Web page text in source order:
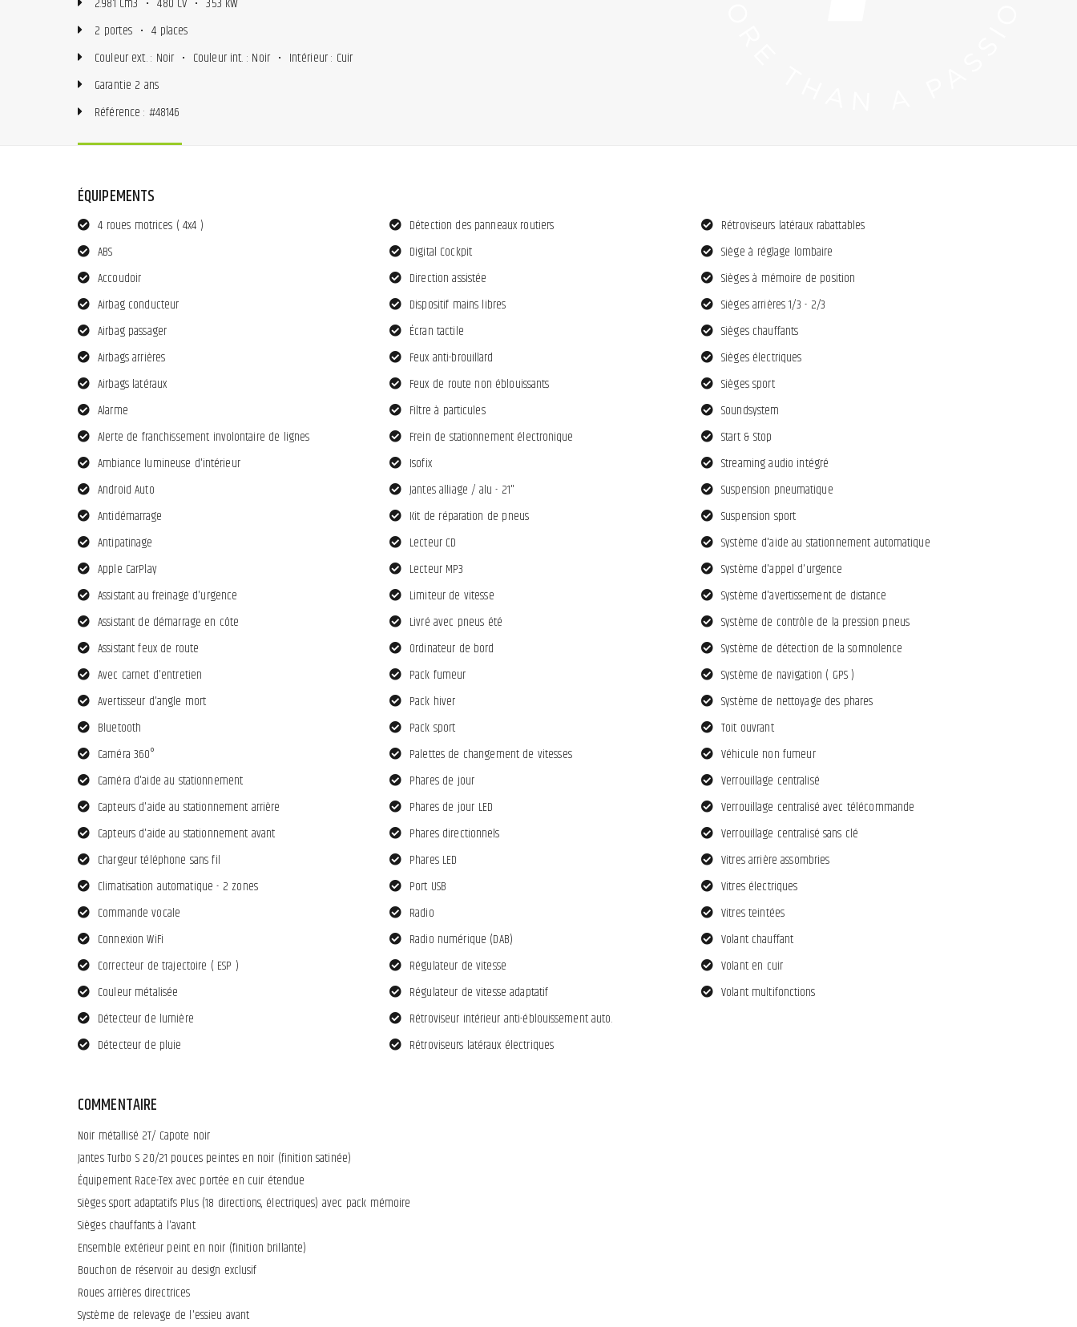
2 portes • 4 places
Couleur ext. : Noir • Couleur int. : Noir • Intérieur : Cuir
Garantie 2 ans
Référence : #48146
ÉQUIPEMENTS
4 roues motrices ( 4x4 )
ABS
Accoudoir
Airbag conducteur
Airbag passager
Airbags arrières
Airbags latéraux
Alarme
Alerte de franchissement involontaire de lignes
Ambiance lumineuse d'intérieur
Android Auto
Antidémarrage
Antipatinage
Apple CarPlay
Assistant au freinage d'urgence
Assistant de démarrage en côte
Assistant feux de route
Avec carnet d'entretien
Avertisseur d'angle mort
Bluetooth
Caméra 360°
Caméra d'aide au stationnement
Capteurs d'aide au stationnement arrière
Capteurs d'aide au stationnement avant
Chargeur téléphone sans fil
Climatisation automatique - 2 zones
Commande vocale
Connexion WiFi
Correcteur de trajectoire ( ESP )
Couleur métalisée
Détecteur de lumière
Détecteur de pluie
Détection des panneaux routiers
Digital Cockpit
Direction assistée
Dispositif mains libres
Écran tactile
Feux anti-brouillard
Feux de route non éblouissants
Filtre à particules
Frein de stationnement électronique
Isofix
Jantes alliage / alu - 21"
Kit de réparation de pneus
Lecteur CD
Lecteur MP3
Limiteur de vitesse
Livré avec pneus été
Ordinateur de bord
Pack fumeur
Pack hiver
Pack sport
Palettes de changement de vitesses
Phares de jour
Phares de jour LED
Phares directionnels
Phares LED
Port USB
Radio
Radio numérique (DAB)
Régulateur de vitesse
Régulateur de vitesse adaptatif
Rétroviseur intérieur anti-éblouissement auto.
Rétroviseurs latéraux électriques
Rétroviseurs latéraux rabattables
Siège à réglage lombaire
Sièges à mémoire de position
Sièges arrières 1/3 - 2/3
Sièges chauffants
Sièges électriques
Sièges sport
Soundsystem
Start & Stop
Streaming audio intégré
Suspension pneumatique
Suspension sport
Système d'aide au stationnement automatique
Système d'appel d'urgence
Système d'avertissement de distance
Système de contrôle de la pression pneus
Système de détection de la somnolence
Système de navigation ( GPS )
Système de nettoyage des phares
Toit ouvrant
Véhicule non fumeur
Verrouillage centralisé
Verrouillage centralisé avec télécommande
Verrouillage centralisé sans clé
Vitres arrière assombries
Vitres électriques
Vitres teintées
Volant chauffant
Volant en cuir
Volant multifonctions
COMMENTAIRE
Noir métallisé 2T/ Capote noir
Jantes Turbo S 20/21 pouces peintes en noir (finition satinée)
Équipement Race-Tex avec portée en cuir étendue
Sièges sport adaptatifs Plus (18 directions, électriques) avec pack mémoire
Sièges chauffants à l'avant
Ensemble extérieur peint en noir (finition brillante)
Bouchon de réservoir au design exclusif
Roues arrières directrices
Système de relevage de l'essieu avant